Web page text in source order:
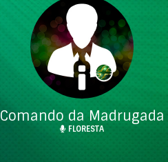
Comando da Madrugada
FLORESTA